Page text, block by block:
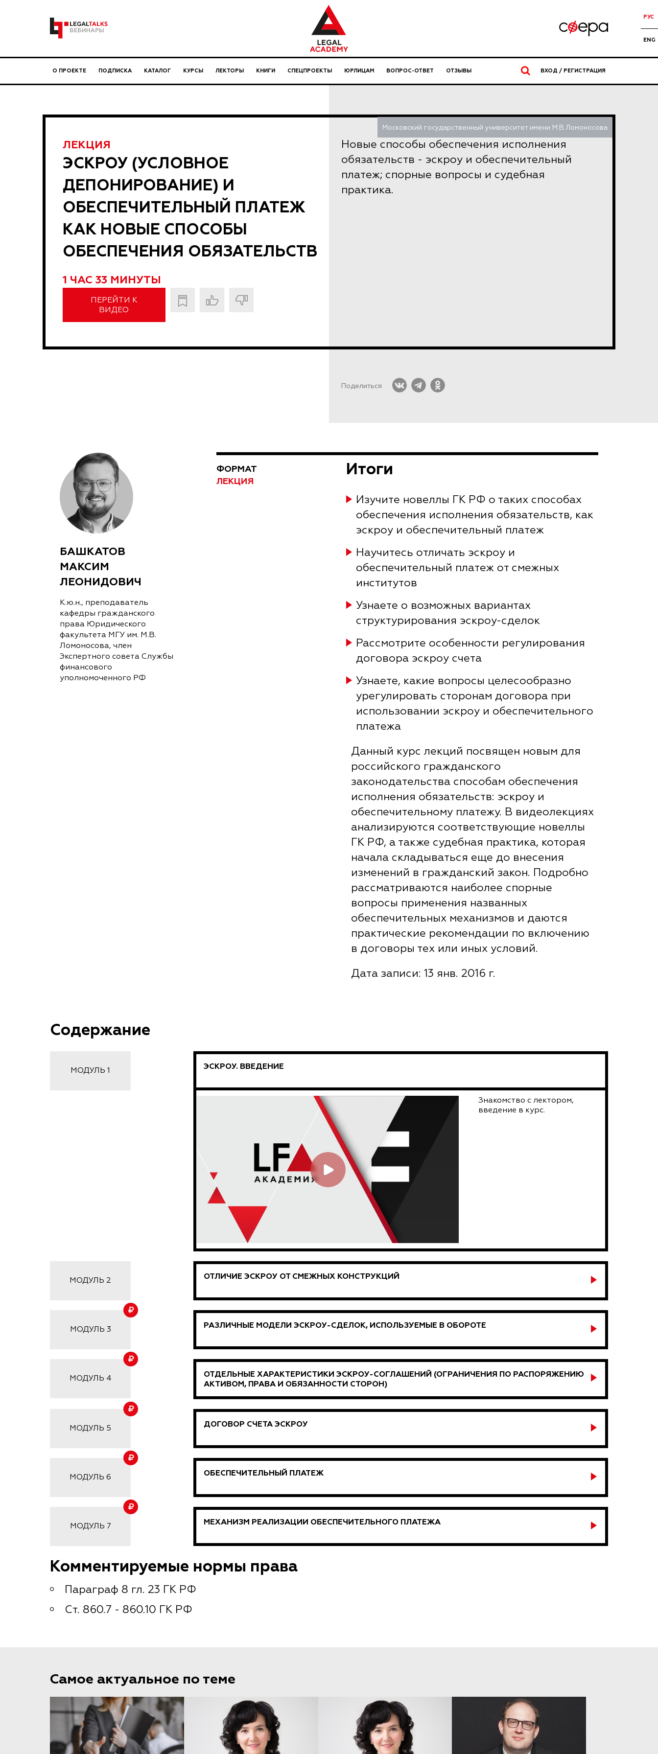
РУС
ENG
О ПРОЕКТЕ ПОДПИСКА КАТАЛОГ КУРСЫ ЛЕКТОРЫ КНИГИ СПЕЦПРОЕКТЫ ЮРЛИЦАМ ВОПРОС-ОТВЕТ ОТЗЫВЫ ВХОД / РЕГИСТРАЦИЯ
Московский государственный университет имени М.В.Ломоносова
ЛЕКЦИЯ
ЭСКРОУ (УСЛОВНОЕ
ДЕПОНИРОВАНИЕ) И
ОБЕСПЕЧИТЕЛЬНЫЙ ПЛАТЕЖ
КАК НОВЫЕ СПОСОБЫ
ОБЕСПЕЧЕНИЯ ОБЯЗАТЕЛЬСТВ
1 ЧАС 33 МИНУТЫ
ПЕРЕЙТИ К
ВИДЕО
Новые способы обеспечения исполнения
обязательств - эскроу и обеспечительный
платеж; спорные вопросы и судебная
практика.
Поделиться
БАШКАТОВ
МАКСИМ
ЛЕОНИДОВИЧ
К.ю.н., преподаватель
кафедры гражданского
права Юридического
факультета МГУ им. М.В.
Ломоносова, член
Экспертного совета Службы
финансового
уполномоченного РФ
ФОРМАТ
ЛЕКЦИЯ
Итоги
Изучите новеллы ГК РФ о таких способах
обеспечения исполнения обязательств, как
эскроу и обеспечительный платеж
Научитесь отличать эскроу и
обеспечительный платеж от смежных
институтов
Узнаете о возможных вариантах
структурирования эскроу-сделок
Рассмотрите особенности регулирования
договора эскроу счета
Узнаете, какие вопросы целесообразно
урегулировать сторонам договора при
использовании эскроу и обеспечительного
платежа
Данный курс лекций посвящен новым для
российского гражданского
законодательства способам обеспечения
исполнения обязательств: эскроу и
обеспечительному платежу. В видеолекциях
анализируются соответствующие новеллы
ГК РФ, а также судебная практика, которая
начала складываться еще до внесения
изменений в гражданский закон. Подробно
рассматриваются наиболее спорные
вопросы применения названных
обеспечительных механизмов и даются
практические рекомендации по включению
в договоры тех или иных условий.
Дата записи: 13 янв. 2016 г.
Содержание
МОДУЛЬ 1 ЭСКРОУ. ВВЕДЕНИЕ
Знакомство с лектором,
введение в курс.
МОДУЛЬ 2 ОТЛИЧИЕ ЭСКРОУ ОТ СМЕЖНЫХ КОНСТРУКЦИЙ
МОДУЛЬ 3 РАЗЛИЧНЫЕ МОДЕЛИ ЭСКРОУ-СДЕЛОК, ИСПОЛЬЗУЕМЫЕ В ОБОРОТЕ
МОДУЛЬ 4
ОТДЕЛЬНЫЕ ХАРАКТЕРИСТИКИ ЭСКРОУ-СОГЛАШЕНИЙ (ОГРАНИЧЕНИЯ ПО РАСПОРЯЖЕНИЮ
АКТИВОМ, ПРАВА И ОБЯЗАННОСТИ СТОРОН)
МОДУЛЬ 5 ДОГОВОР СЧЕТА ЭСКРОУ
МОДУЛЬ 6 ОБЕСПЕЧИТЕЛЬНЫЙ ПЛАТЕЖ
МОДУЛЬ 7 МЕХАНИЗМ РЕАЛИЗАЦИИ ОБЕСПЕЧИТЕЛЬНОГО ПЛАТЕЖА
Комментируемые нормы права
Параграф 8 гл. 23 ГК РФ
Ст. 860.7 - 860.10 ГК РФ
Самое актуальное по теме